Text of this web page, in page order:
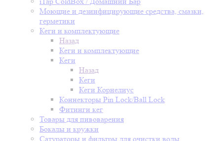
Моющие и дезинфицирующие средства, смазки,
герметики
Кеги и комплектующие
Назад
Кеги и комплектующие
Кеги
Назад
Кеги
Кеги Корнелиус
Коннекторы Pin Lock/Ball Lock
Фитинги кег
Товары для пивоварения
Бокалы и кружки
Сатураторы и фильтры для очистки воды